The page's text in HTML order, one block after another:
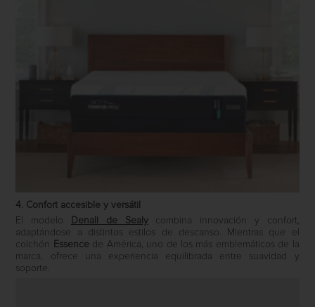
4. Confort accesible y versátil
El modelo
Denali de Sealycombina innovación y confort,
adaptándose a distintos estilos de descanso. Mientras que el
colchón
Essencede América, uno de los más emblemáticos de la
marca, ofrece una experiencia equilibrada entre suavidad y
soporte.